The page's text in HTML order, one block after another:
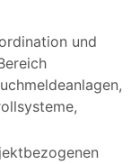
und